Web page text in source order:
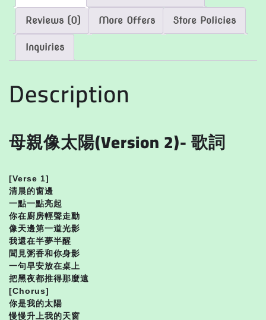
Reviews (0) More Offers Store Policies
Inquiries
Description
母親像太陽(Version 2)- 歌詞
[Verse 1]
清晨的窗邊
一點一點亮起
你在廚房輕聲走動
像天邊第一道光影
我還在半夢半醒
聞見粥香和你身影
一句早安放在桌上
把黑夜都推得那麼遠
[Chorus]
你是我的太陽
慢慢升上我的天窗